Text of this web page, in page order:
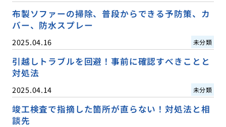
布製ソファーの掃除、普段からできる予防策、カ
バー、防水スプレー
2025.04.16 未分類
引越しトラブルを回避！事前に確認すべきことと
対処法
2025.04.14 未分類
竣工検査で指摘した箇所が直らない！対処法と相
談先